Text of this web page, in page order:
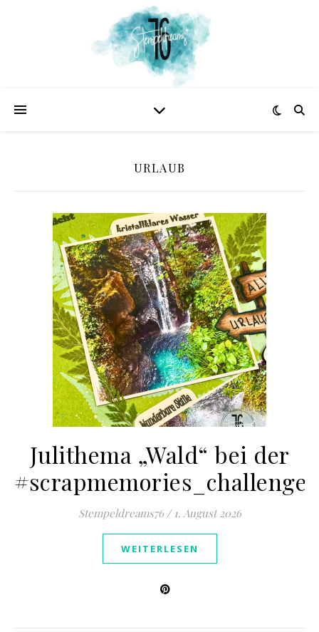
URLAUB
Julithema „Wald“ bei der
#scrapmemories_challenge
Stempeldreams76 / 1. August 2026
WEITERLESEN